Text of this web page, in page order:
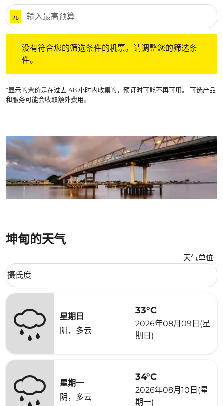
元
没有符合您的筛选条件的机票。请调整您的筛选条
件。
*显示的票价是在过去 48 小时内收集的，预订时可能不再可用。 可选产品
和服务可能会收取额外费用。
坤甸的天气
天气单位:
Weather unit option 摄氏度 Selected
摄氏度
keyboard_arrow_down
星期日
阴，多云
33°C
2026年08月09日(星
期日)
星期一
阴，多云
34°C
2026年08月10日(星
期一)